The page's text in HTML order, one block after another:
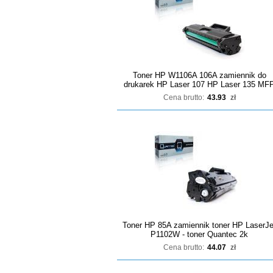
Toner HP W1106A 106A zamiennik do
drukarek HP Laser 107 HP Laser 135
Cena brutto: 43.93 zł
Toner HP 85A zamiennik toner HP
P1102W - toner Quantec 2k
Cena brutto: 44.07 zł